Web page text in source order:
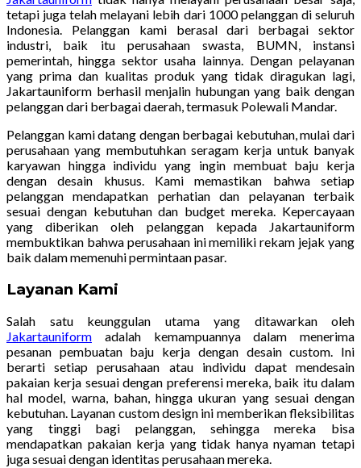
tetapi juga telah melayani lebih dari 1000 pelanggan di seluruh
Indonesia. Pelanggan kami berasal dari berbagai sektor
industri, baik itu perusahaan swasta, BUMN, instansi
pemerintah, hingga sektor usaha lainnya. Dengan pelayanan
yang prima dan kualitas produk yang tidak diragukan lagi,
Jakartauniform berhasil menjalin hubungan yang baik dengan
pelanggan dari berbagai daerah, termasuk Polewali Mandar.
Pelanggan kami datang dengan berbagai kebutuhan, mulai dari
perusahaan yang membutuhkan seragam kerja untuk banyak
karyawan hingga individu yang ingin membuat baju kerja
dengan desain khusus. Kami memastikan bahwa setiap
pelanggan mendapatkan perhatian dan pelayanan terbaik
sesuai dengan kebutuhan dan budget mereka. Kepercayaan
yang diberikan oleh pelanggan kepada Jakartauniform
membuktikan bahwa perusahaan ini memiliki rekam jejak yang
baik dalam memenuhi permintaan pasar.
Layanan Kami
Salah satu keunggulan utama yang ditawarkan oleh
Jakartauniform
adalah kemampuannya dalam menerima
pesanan pembuatan baju kerja dengan desain custom. Ini
berarti setiap perusahaan atau individu dapat mendesain
pakaian kerja sesuai dengan preferensi mereka, baik itu dalam
hal model, warna, bahan, hingga ukuran yang sesuai dengan
kebutuhan. Layanan custom design ini memberikan fleksibilitas
yang tinggi bagi pelanggan, sehingga mereka bisa
mendapatkan pakaian kerja yang tidak hanya nyaman tetapi
juga sesuai dengan identitas perusahaan mereka.